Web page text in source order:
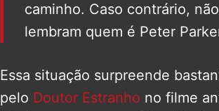
caminho. Caso contrário,
lembram quem é Peter
Essa situação surpreende
pelo Doutor Estranho no filme